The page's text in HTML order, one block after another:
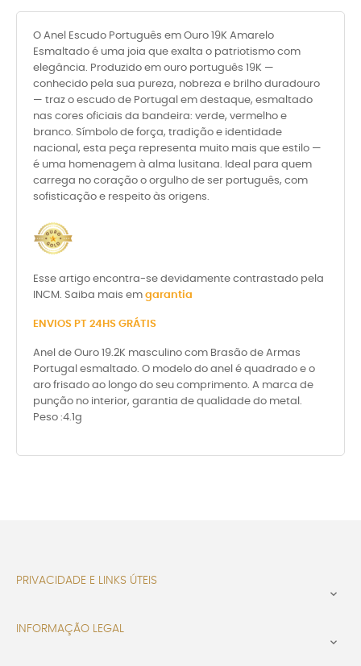
O Anel Escudo Português em Ouro 19K Amarelo
Esmaltado é uma joia que exalta o patriotismo com
elegância. Produzido em ouro português 19K —
conhecido pela sua pureza, nobreza e brilho duradouro
— traz o escudo de Portugal em destaque, esmaltado
nas cores oficiais da bandeira: verde, vermelho e
branco. Símbolo de força, tradição e identidade
nacional, esta peça representa muito mais que estilo —
é uma homenagem à alma lusitana. Ideal para quem
carrega no coração o orgulho de ser português, com
sofisticação e respeito às origens.
Esse artigo encontra-se devidamente contrastado pela
INCM. Saiba mais em garantia
ENVIOS PT 24HS GRÁTIS
Anel de Ouro 19.2K masculino com Brasão de Armas
Portugal esmaltado. O modelo do anel é quadrado e o
aro frisado ao longo do seu comprimento. A marca de
punção no interior, garantia de qualidade do metal.
Peso :4.1g
PRIVACIDADE E LINKS ÚTEIS

INFORMAÇÃO LEGAL
